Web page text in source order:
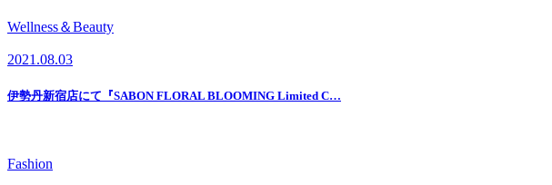
Wellness＆Beauty
2021.08.03
伊勢丹新宿店にて『SABON FLORAL BLOOMING Limited C…
Fashion